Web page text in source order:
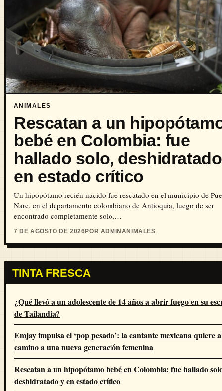
ANIMALES
Rescatan a un
bebé en Colombia: fue
hallado solo,
en estado crítico
Un hipopótamo recién nacido fue rescatado en el municipio de
Nare, en el departamento colombiano de Antioquia, luego de ser
encontrado completamente solo,…
7 DE AGOSTO DE 2026POR ADMIN ANIMALES
TINTA FRESCA
¿Qué llevó a un adolescente de 14 años a abrir fuego en su
de Tailandia?
Emjay impulsa el ‘pop pesado’: la cantante mexicana quiere
camino a una nueva generación femenina
Rescatan a un hipopótamo bebé en Colombia: fue hallado
deshidratado y en estado crítico